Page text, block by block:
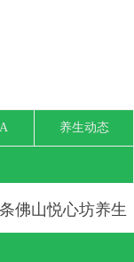
养生动态
佛山悦心坊养生